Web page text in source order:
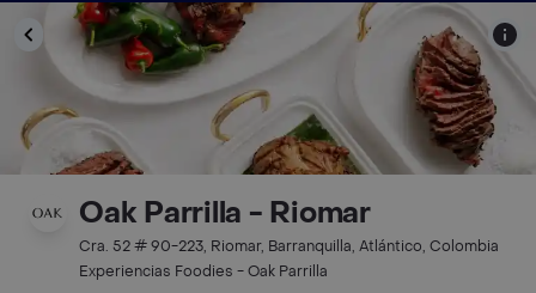
Oak Parrilla - Riomar
Cra. 52 # 90-223, Riomar, Barranquilla, Atlántico, Colombia
Experiencias Foodies - Oak Parrilla